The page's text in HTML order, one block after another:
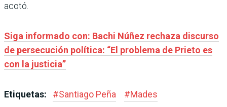
acotó.
Siga informado con: Bachi Núñez rechaza discurso
de persecución política: “El problema de Prieto es
con la justicia”
Etiquetas: #Santiago Peña #Mades